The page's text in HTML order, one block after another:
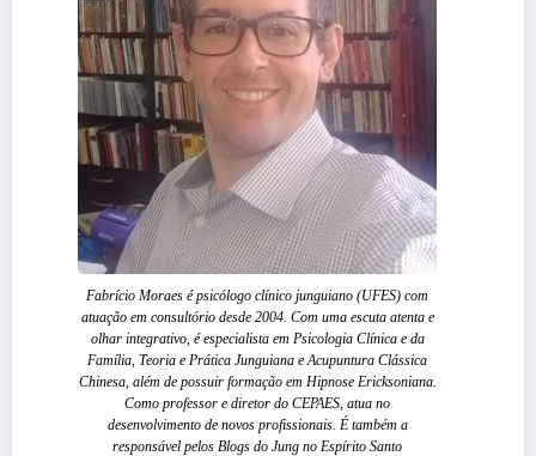
Fabrício Moraes é psicólogo clínico junguiano (UFES) com
atuação em consultório desde 2004. Com uma escuta atenta e
olhar integrativo, é especialista em Psicologia Clínica e da
Família, Teoria e Prática Junguiana e Acupuntura Clássica
Chinesa, além de possuir formação em Hipnose Ericksoniana.
Como professor e diretor do CEPAES, atua no
desenvolvimento de novos profissionais. É também a
responsável pelos Blogs do Jung no Espírito Santo